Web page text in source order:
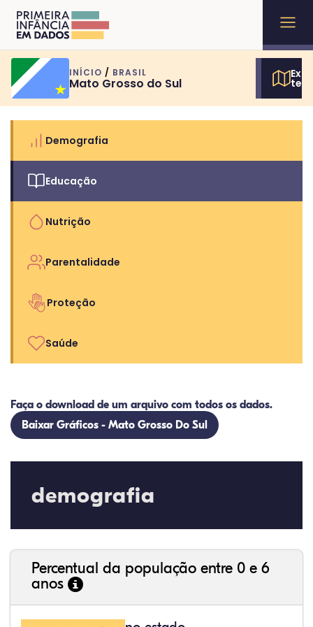
INÍCIO / BRASIL
Mato Grosso do Sul
Demografia
Educação
Nutrição
Parentalidade
Proteção
Saúde
Faça o download de um arquivo com todos os dados.
Baixar Gráficos - Mato Grosso Do Sul
demografia
Percentual da população entre 0 e 6
anos